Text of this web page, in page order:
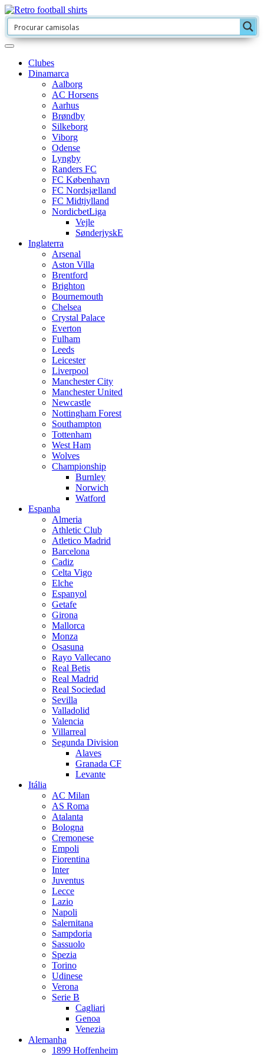
Clubes
Dinamarca
Aalborg
AC Horsens
Aarhus
Brøndby
Silkeborg
Viborg
Odense
Lyngby
Randers FC
FC København
FC Nordsjælland
FC Midtjylland
NordicbetLiga
Vejle
SønderjyskE
Inglaterra
Arsenal
Aston Villa
Brentford
Brighton
Bournemouth
Chelsea
Crystal Palace
Everton
Fulham
Leeds
Leicester
Liverpool
Manchester City
Manchester United
Newcastle
Nottingham Forest
Southampton
Tottenham
West Ham
Wolves
Championship
Burnley
Norwich
Watford
Espanha
Almeria
Athletic Club
Atletico Madrid
Barcelona
Cadiz
Celta Vigo
Elche
Espanyol
Getafe
Girona
Mallorca
Monza
Osasuna
Rayo Vallecano
Real Betis
Real Madrid
Real Sociedad
Sevilla
Valladolid
Valencia
Villarreal
Segunda Division
Alaves
Granada CF
Levante
Itália
AC Milan
AS Roma
Atalanta
Bologna
Cremonese
Empoli
Fiorentina
Inter
Juventus
Lecce
Lazio
Napoli
Salernitana
Sampdoria
Sassuolo
Spezia
Torino
Udinese
Verona
Serie B
Cagliari
Genoa
Venezia
Alemanha
1899 Hoffenheim